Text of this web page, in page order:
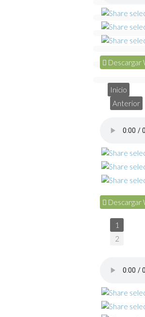
Descargar
Descargar
Inicio
Anterior
1
2